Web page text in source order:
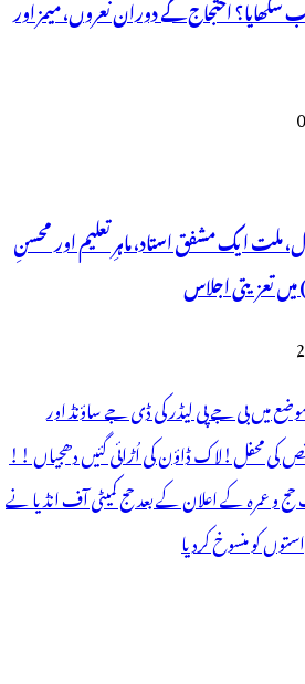
احتجاج کے دوران نعروں، میمز اور
ملت ایک مشفق استاد، ماہرِتعلیم اور محسنِ
تعزیتی اجلاس
میں بی جے پی لیڈر کی ڈی جے ساؤنڈ اور
محفل!لاک ڈاؤن کی اُڑائی گئیں دھجیاں !!
و عمرہ کے اعلان کے بعد حج کمیٹی آف انڈیا نے
کو منسوخ کردیا